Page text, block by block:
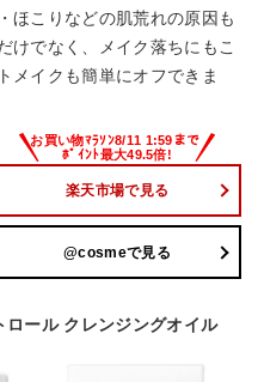
ほこりなどの肌荒れの原因も
けでなく、メイク落ちにもこ
メイクも簡単にオフできま
楽天市場で見る
@cosmeで見る
ール クレンジングオイル